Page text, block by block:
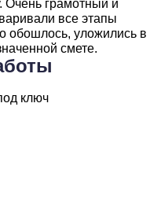
Очень грамотный и
все этапы
обошлось, уложились в
смете.
ключ